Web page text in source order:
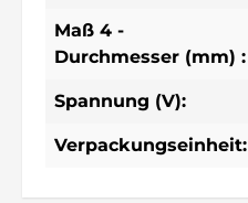
Maß 4 -
Durchmesser (mm) :
Spannung (V):
Verpackungseinheit: